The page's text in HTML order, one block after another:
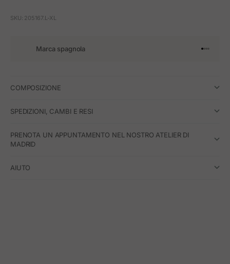
SKU: 205167.L-XL
Marca spagnola Vai
Vai
Vai
Vai
COMPOSIZIONE
SPEDIZIONI, CAMBI E RESI
PRENOTA UN APPUNTAMENTO NEL NOSTRO ATELIER DI
MADRID
AIUTO